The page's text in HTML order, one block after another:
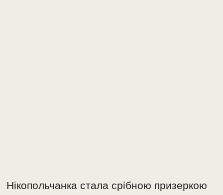
Нікопольчанка стала срібною призеркою